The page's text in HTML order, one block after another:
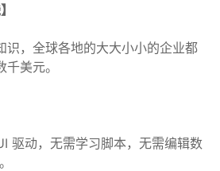
识，全球各地的大大小小的企业都
美元。
驱动，无需学习脚本，无需编辑数